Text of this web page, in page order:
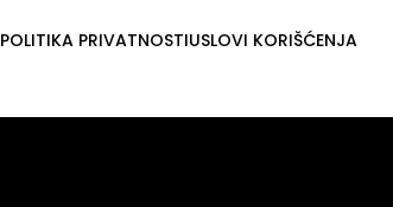
POLITIKA PRIVATNOSTIUSLOVI KORIŠĆENJA